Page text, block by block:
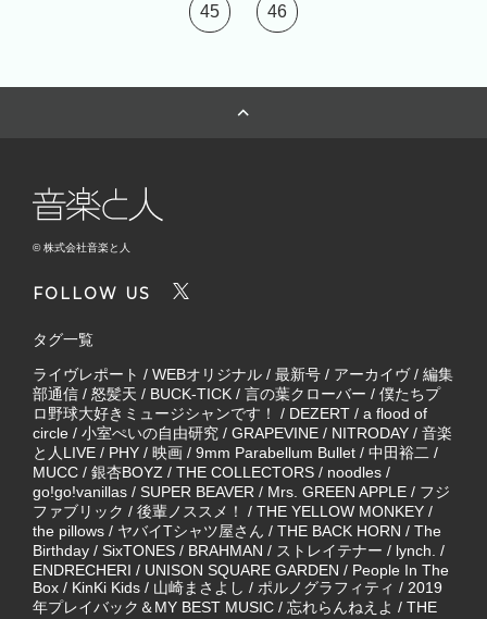
45 46
© 株式会社音楽と人
FOLLOW US
タグ一覧
ライヴレポート / WEBオリジナル / 最新号 / アーカイヴ/ 編集
部通信 / 怒髪天 / BUCK-TICK / 言の葉クローバー / 僕たちプ
ロ野球大好きミュージシャンです！
/ DEZERT / a flood of
circle / 小室ぺいの自由研究 / GRAPEVINE / NITRODAY / 音楽
と人LIVE / PHY / 映画 / 9mm Parabellum Bullet / 中田裕二 /
MUCC / 銀杏BOYZ / THE COLLECTORS / noodles /
go!go!vanillas / SUPER BEAVER / Mrs. GREEN APPLE / フジ
ファブリック / 後輩ノススメ！ / THE YELLOW MONKEY /
the pillows / ヤバイTシャツ屋さん / THE BACK HORN / The
Birthday / SixTONES / BRAHMAN / ストレイテナー / lynch. /
ENDRECHERI / UNISON SQUARE GARDEN / People In The
Box / KinKi Kids / 山崎まさよし / ポルノグラフィティ / 2019
年プレイバック＆MY BEST MUSIC / 忘れらんねえよ / THE